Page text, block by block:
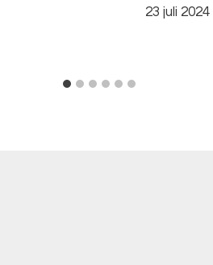
23 juli 2024